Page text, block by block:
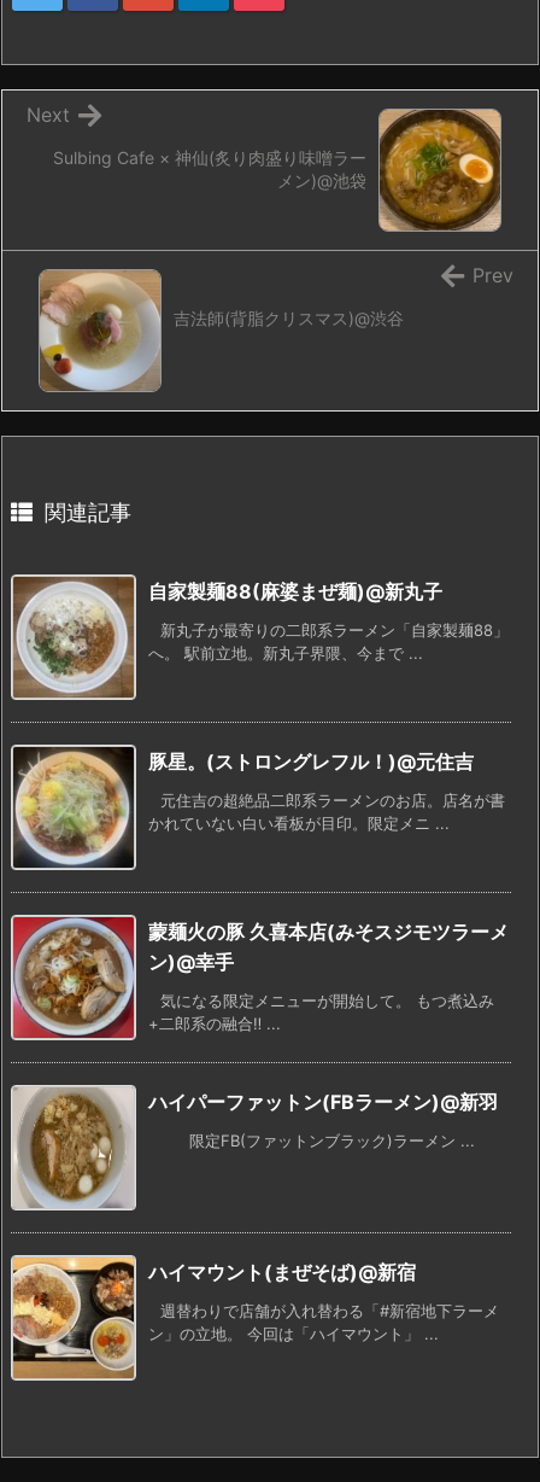
Sulbing Cafe × 神仙(炙り肉盛り味噌ラー
メン)@池袋
Next
吉法師(背脂クリスマス)@渋谷
Prev
関連記事
自家製麺88(麻婆まぜ麺)@新丸子
新丸子が最寄りの二郎系ラーメン「自家製麺88」
へ。 駅前立地。新丸子界隈、今まで ...
豚星。(ストロングレフル！)@元住吉
元住吉の超絶品二郎系ラーメンのお店。店名が書
かれていない白い看板が目印。限定メニ ...
蒙麺火の豚 久喜本店(みそスジモツラーメ
ン)@幸手
気になる限定メニューが開始して。 もつ煮込み
+二郎系の融合‼ ...
ハイパーファットン(FBラーメン)@新羽
限定FB(ファットンブラック)ラーメン ...
ハイマウント(まぜそば)@新宿
週替わりで店舗が入れ替わる「#新宿地下ラーメ
ン」の立地。 今回は「ハイマウント」 ...